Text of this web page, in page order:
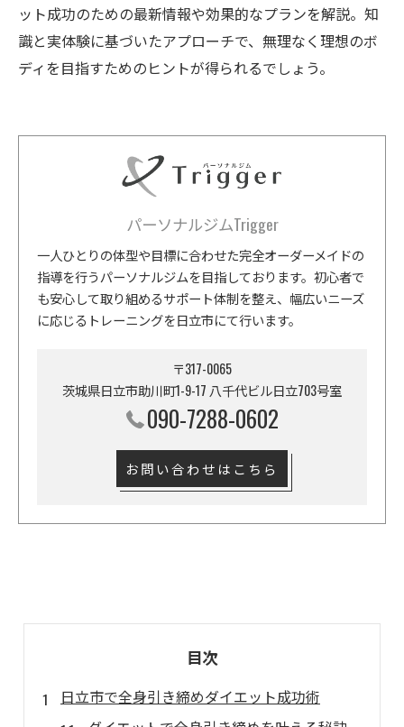
ット成功のための最新情報や効果的なプランを解説。知
識と実体験に基づいたアプローチで、無理なく理想のボ
ディを目指すためのヒントが得られるでしょう。
パーソナルジムTrigger
一人ひとりの体型や目標に合わせた完全オーダーメイドの
指導を行うパーソナルジムを目指しております。初心者で
も安心して取り組めるサポート体制を整え、幅広いニーズ
に応じるトレーニングを日立市にて行います。
〒317-0065
茨城県日立市助川町1-9-17 八千代ビル日立703号室
090-7288-0602
お問い合わせはこちら
目次
日立市で全身引き締めダイエット成功術